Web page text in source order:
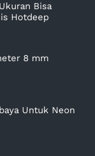
Bisa
Hotdeep
8 mm
Untuk Neon